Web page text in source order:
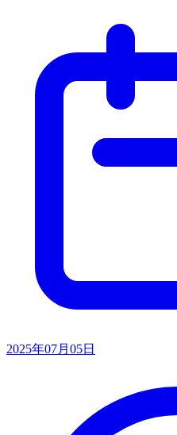
2025年07月05日